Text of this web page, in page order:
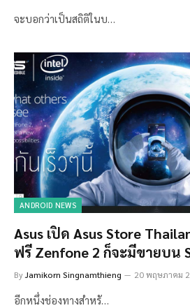
จะบอกว่าเป็นสถิติในบ…
ANDROID NEWS
Asus เปิด Asus Store
ฟรี Zenfone 2 ก็จะมีขายบน
ByJamikorn Singnamthieng 20 พฤษภาคม
อีกหนึ่งช่องทางสำหรั…